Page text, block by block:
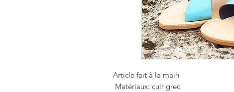
Article fait à la main
Matériaux: cuir grec